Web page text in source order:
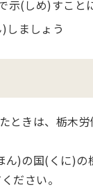
(しめ)すこと
ましょう
ときは、栃木
)の国(くに)
ださい。